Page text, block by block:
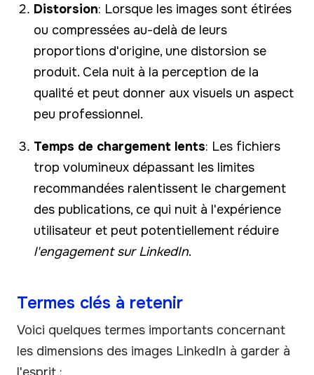
Distorsion: Lorsque les images sont étirées
ou compressées au-delà de leurs
proportions d'origine, une distorsion se
produit. Cela nuit à la perception de la
qualité et peut donner aux visuels un aspect
peu professionnel.
Temps de chargement lents: Les fichiers
trop volumineux dépassant les limites
recommandées ralentissent le chargement
des publications, ce qui nuit à l'expérience
utilisateur et peut potentiellement réduire
l'engagement sur LinkedIn.
Termes clés à retenir
Voici quelques termes importants concernant
les dimensions des images LinkedIn à garder à